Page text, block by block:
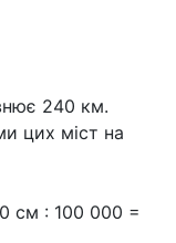
240 км.
цих міст на
см : 100 000 =